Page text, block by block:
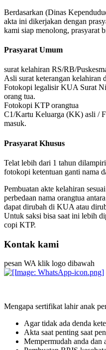
Berdasarkan (Dinas
akta ini dikerjakan dengan
kami siap menolong, prasyarat
Prasyarat Umum
surat kelahiran RS/RB/
Asli surat keterangan kelahiran
Fotokopi legalisir KUA Surat
orang tua.
Fotokopi KTP orangtua
C1/Kartu Keluarga (KK) asli /
masuk.
Prasyarat Khusus
Telat lebih dari 1 tahun
fotokopi ketentuan ganti nama
Pembuatan akte kelahiran
perbedaan nama orangtua
dapat dirubah di KUA atau
Untuk saksi bisa saat ini lebih
copi KTP.
Kontak kami
pesan WA klik logo dibawah
Mengapa sertifikat lahir anak
Agar tidak ada denda
Akta saat penting saat
Mempermudah anda dan